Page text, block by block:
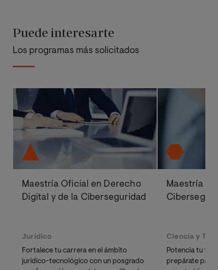
Puede interesarte
Los programas más solicitados
Maestría Oficial en Derecho
Digital y de la Ciberseguridad
Jurídico
Fortalece tu carrera en el ámbito
jurídico-tecnológico con un posgrado
Maestría
Ciencia y
Potencia tu
prepárate para